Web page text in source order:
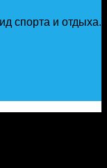
спорта и отдыха.